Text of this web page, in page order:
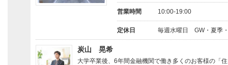
営業時間 10:00-19:00
定休日 毎週水曜日 GW・夏季
炭山 晃希
大学卒業後、6年間金融機関で働き多くのお客様の「